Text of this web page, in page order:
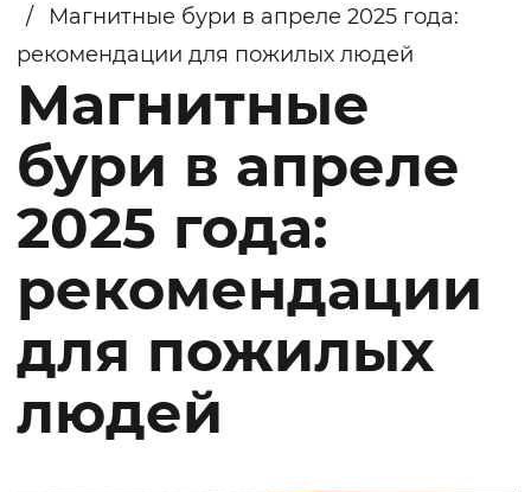
/
Магнитные бури в апреле 2025 года:
рекомендации для пожилых людей
Магнитные
бури в апреле
2025 года:
рекомендации
для пожилых
людей